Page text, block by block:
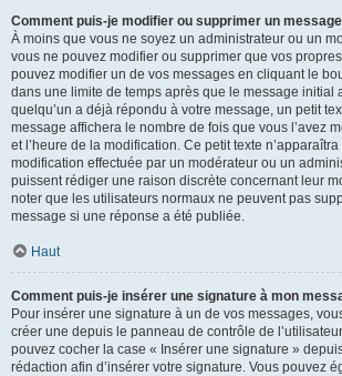
Comment puis-je modifier ou supprimer un
À moins que vous ne soyez un administrateur ou un
vous ne pouvez modifier ou supprimer que vos
pouvez modifier un de vos messages en cliquant le
dans une limite de temps après que le message initial
quelqu’un a déjà répondu à votre message, un petit
message affichera le nombre de fois que vous l’avez
et l’heure de la modification. Ce petit texte n’apparaîtra
modification effectuée par un modérateur ou un
puissent rédiger une raison discrète concernant leur
noter que les utilisateurs normaux ne peuvent pas
message si une réponse a été publiée.
Haut
Comment puis-je insérer une signature à mon
Pour insérer une signature à un de vos messages,
créer une depuis le panneau de contrôle de
pouvez cocher la case « Insérer une signature »
rédaction afin d’insérer votre signature. Vous pouvez